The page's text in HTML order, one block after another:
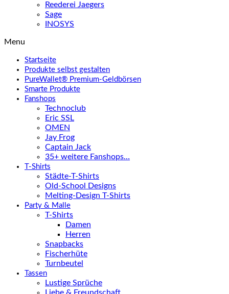
Reederei Jaegers
Sage
INOSYS
Menu
Startseite
Produkte selbst gestalten
PureWallet® Premium-Geldbörsen
Smarte Produkte
Fanshops
Technoclub
Eric SSL
OMEN
Jay Frog
Captain Jack
35+ weitere Fanshops…
T-Shirts
Städte-T-Shirts
Old-School Designs
Melting-Design T-Shirts
Party & Malle
T-Shirts
Damen
Herren
Snapbacks
Fischerhüte
Turnbeutel
Tassen
Lustige Sprüche